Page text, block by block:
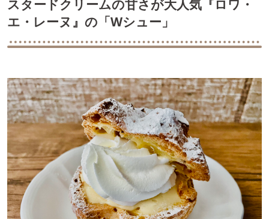
スタードクリームの甘さが大人気『ロワ・
エ・レーヌ』の「Wシュー」